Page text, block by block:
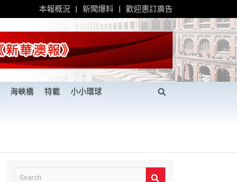
本報概況 新聞爆料 歡迎惠訂廣告
海峽橋 特載 小小環球